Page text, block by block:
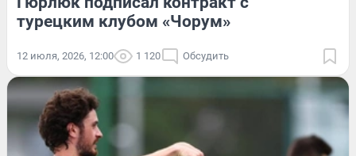
турецким клубом «Чорум»
12 июля, 2026, 12:00 1 120 Обсудить